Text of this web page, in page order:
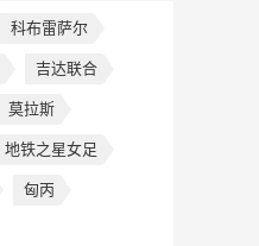
科布雷萨尔
吉达联合
莫拉斯
地铁之星女足
匈丙